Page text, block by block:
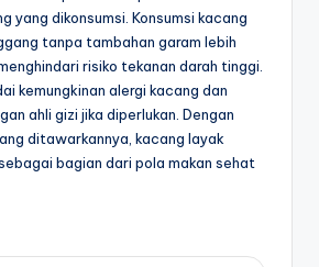
yang dikonsumsi. Konsumsi kacang
tanpa tambahan garam lebih
risiko tekanan darah tinggi.
kemungkinan alergi kacang dan
ahli gizi jika diperlukan. Dengan
ditawarkannya, kacang layak
bagian dari pola makan sehat